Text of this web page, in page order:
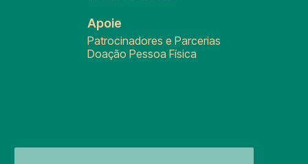
Apoie
Patrocinadores e Parcerias
Doação Pessoa Física